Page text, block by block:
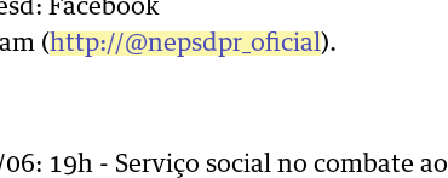
Facebook
(http://@nepsdpr_oficial).
19h - Serviço social no combate ao